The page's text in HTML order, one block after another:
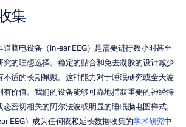
集
脑电设备（in-ear EEG）是需要进行数小时甚至
的理想选择。稳定的贴合和免去凝胶的设计减少
不适的长期佩戴。这种能力对于睡眠研究或全天波
价值。我们的设备能够可靠地捕获重要的神经特
密切相关的阿尔法波或明显的睡眠脑电图样式。
EEG）成为任何依赖延长数据收集的学术研究中